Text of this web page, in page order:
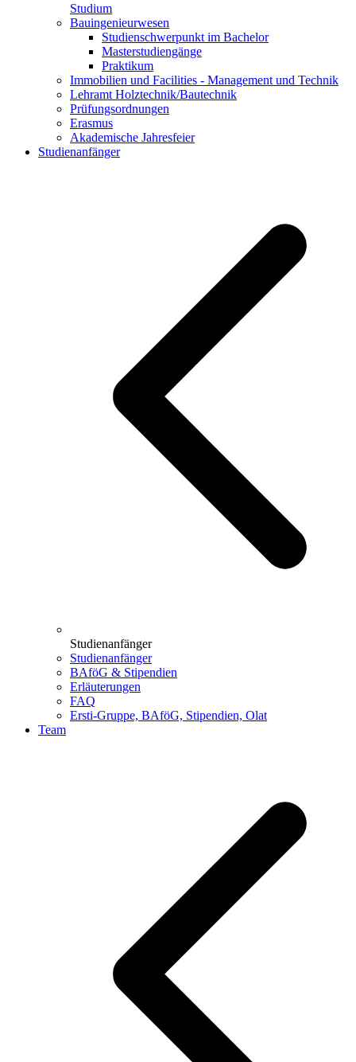
Studium
Bauingenieurwesen
Studienschwerpunkt im Bachelor
Masterstudiengänge
Praktikum
Immobilien und Facilities - Management und Technik
Lehramt Holztechnik/Bautechnik
Prüfungsordnungen
Erasmus
Akademische Jahresfeier
Studienanfänger
Studienanfänger
Studienanfänger
BAföG & Stipendien
Erläuterungen
FAQ
Ersti-Gruppe, BAföG, Stipendien, Olat
Team